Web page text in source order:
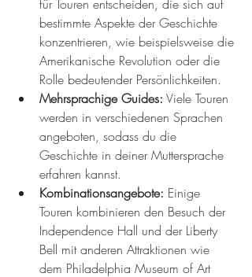
für Touren entscheiden, die sich auf
bestimmte Aspekte der Geschichte
konzentrieren, wie beispielsweise die
Amerikanische Revolution oder die
Rolle bedeutender Persönlichkeiten.
Mehrsprachige Guides: Viele Touren
werden in verschiedenen Sprachen
angeboten, sodass du die
Geschichte in deiner Muttersprache
erfahren kannst.
Kombinationsangebote: Einige
Touren kombinieren den Besuch der
Independence Hall und der Liberty
Bell mit anderen Attraktionen wie
dem Philadelphia Museum of Art